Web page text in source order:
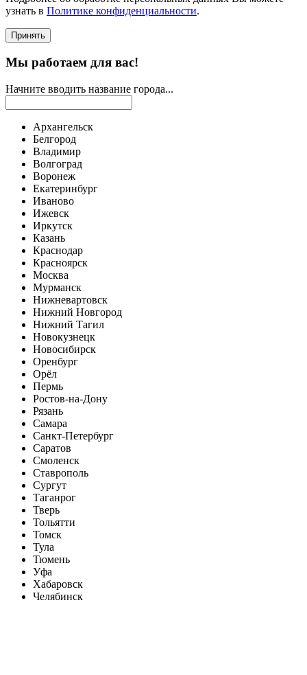
узнать в Политике конфиденциальности.
Принять
Мы работаем для вас!
Начните вводить название города...
Архангельск
Белгород
Владимир
Волгоград
Воронеж
Екатеринбург
Иваново
Ижевск
Иркутск
Казань
Краснодар
Красноярск
Москва
Мурманск
Нижневартовск
Нижний Новгород
Нижний Тагил
Новокузнецк
Новосибирск
Оренбург
Орёл
Пермь
Ростов-на-Дону
Рязань
Самара
Санкт-Петербург
Саратов
Смоленск
Ставрополь
Сургут
Таганрог
Тверь
Тольятти
Томск
Тула
Тюмень
Уфа
Хабаровск
Челябинск